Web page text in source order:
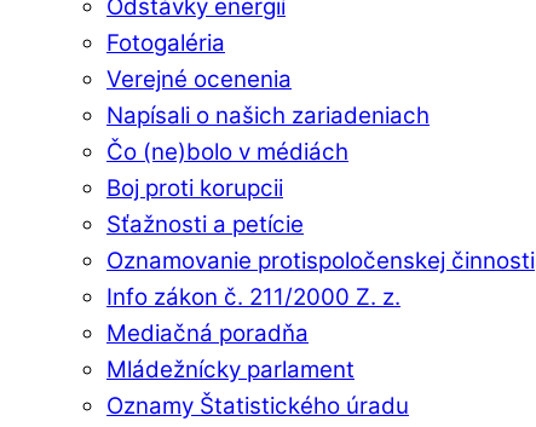
Odstávky energií
Fotogaléria
Verejné ocenenia
Napísali o našich zariadeniach
Čo (ne)bolo v médiách
Boj proti korupcii
Sťažnosti a petície
Oznamovanie protispoločenskej činnosti
Info zákon č. 211/2000 Z. z.
Mediačná poradňa
Mládežnícky parlament
Oznamy Štatistického úradu